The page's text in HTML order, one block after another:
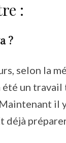
:
?
selon la
un
il
déjà